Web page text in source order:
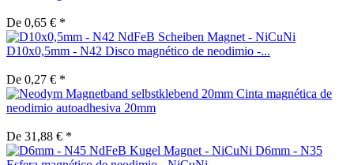
De 0,65 € *
D10x0,5mm - N42 Disco magnético de neodimio -...
De 0,27 € *
Cinta magnética de
neodimio autoadhesiva 20mm
De 31,88 € *
D6mm - N35